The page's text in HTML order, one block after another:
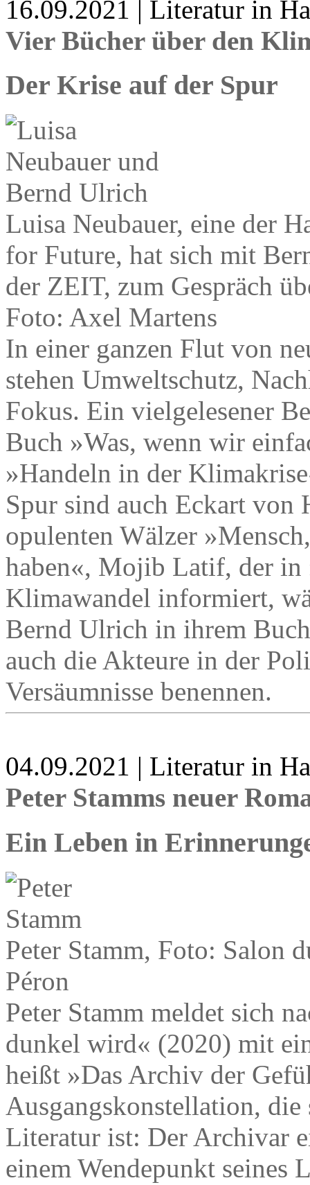
16.09.2021 | Literatur in
Vier Bücher über den
Der Krise auf der Spur
Luisa Neubauer, eine der
for Future, hat sich mit
der ZEIT, zum Gespräch
Foto: Axel Martens
In einer ganzen Flut von
stehen Umweltschutz,
Fokus. Ein vielgelesener
Buch »Was, wenn wir
»Handeln in der
Spur sind auch Eckart von
opulenten Wälzer
haben«, Mojib Latif, der in
Klimawandel informiert,
Bernd Ulrich in ihrem
auch die Akteure in der
Versäumnisse benennen.
04.09.2021 | Literatur in
Peter Stamms neuer
Ein Leben in
Peter Stamm, Foto: Salon
Péron
Peter Stamm meldet sich
dunkel wird« (2020) mit
heißt »Das Archiv der
Ausgangskonstellation,
Literatur ist: Der Archivar
einem Wendepunkt seines